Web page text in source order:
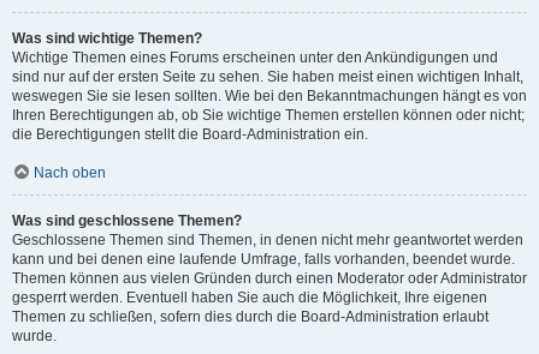
Was sind wichtige Themen?
Wichtige Themen eines Forums erscheinen unter den Ankündigungen und
sind nur auf der ersten Seite zu sehen. Sie haben meist einen wichtigen Inhalt,
weswegen Sie sie lesen sollten. Wie bei den Bekanntmachungen hängt es von
Ihren Berechtigungen ab, ob Sie wichtige Themen erstellen können oder nicht;
die Berechtigungen stellt die Board-Administration ein.
Nach oben
Was sind geschlossene Themen?
Geschlossene Themen sind Themen, in denen nicht mehr geantwortet werden
kann und bei denen eine laufende Umfrage, falls vorhanden, beendet wurde.
Themen können aus vielen Gründen durch einen Moderator oder Administrator
gesperrt werden. Eventuell haben Sie auch die Möglichkeit, Ihre eigenen
Themen zu schließen, sofern dies durch die Board-Administration erlaubt
wurde.